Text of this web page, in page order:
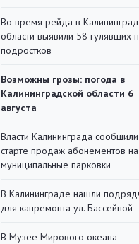
Во время рейда в
области выявили 58 гулявших
подростков
Возможны грозы: погода в
Калининградской области 6
августа
Власти Калининграда
старте продаж абонементов на
муниципальные парковки
В Калининграде нашли
для капремонта ул. Бассейной
В Музее Мирового океана